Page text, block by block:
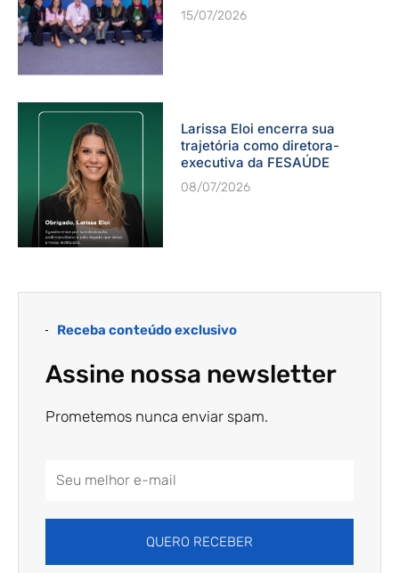
15/07/2026
Larissa Eloi encerra sua
trajetória como diretora-
executiva da FESAÚDE
08/07/2026
Receba conteúdo exclusivo
Assine nossa newsletter
Prometemos nunca enviar spam.
QUERO RECEBER